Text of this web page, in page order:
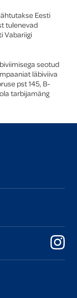
Eesti
tulenevad
Vabariigi
seotud
läbiviiva
pst 145, B-
tarbijamäng